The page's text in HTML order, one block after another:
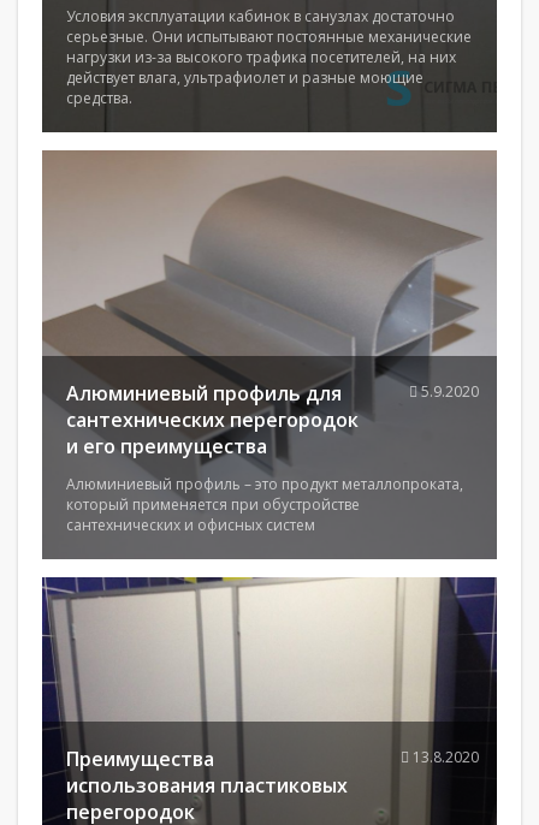
Условия эксплуатации кабинок в санузлах достаточно
серьезные. Они испытывают постоянные механические
нагрузки из-за высокого трафика посетителей, на них
действует влага, ультрафиолет и разные моющие
средства.
Алюминиевый профиль для
сантехнических перегородок
и его преимущества
Алюминиевый профиль – это продукт металлопроката,
который применяется при обустройстве
сантехнических и офисных систем
5.9.2020
Преимущества
использования пластиковых
перегородок
13.8.2020